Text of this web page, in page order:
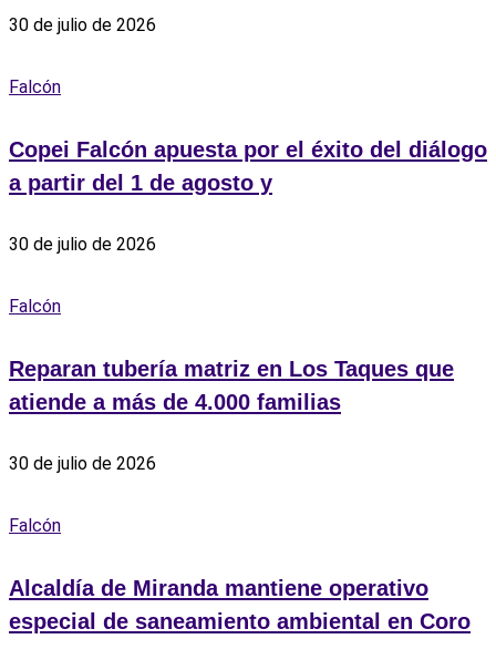
30 de julio de 2026
Falcón
Copei Falcón apuesta por el éxito del diálogo
a partir del 1 de agosto y
30 de julio de 2026
Falcón
Reparan tubería matriz en Los Taques que
atiende a más de 4.000 familias
30 de julio de 2026
Falcón
Alcaldía de Miranda mantiene operativo
especial de saneamiento ambiental en Coro